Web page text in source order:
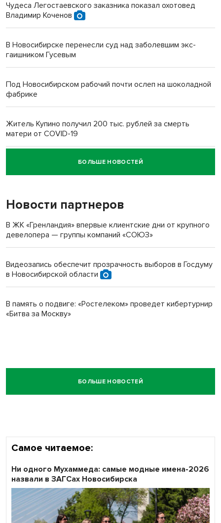
Чудеса Легостаевского заказника показал охотовед
Владимир Коченов
В Новосибирске перенесли суд над заболевшим экс-
гаишником Гусевым
Под Новосибирском рабочий почти ослеп на шоколадной
фабрике
Житель Купино получил 200 тыс. рублей за смерть
матери от COVID-19
Новосибирский суд наказал водителя за смерть
пенсионерки на вокзале
БОЛЬШЕ НОВОСТЕЙ
Новости партнеров
В ЖК «Гренландия» впервые клиентские дни от крупного
девелопера — группы компаний «СОЮЗ»
Видеозапись обеспечит прозрачность выборов в Госдуму
в Новосибирской области
В память о подвиге: «Ростелеком» проведет кибертурнир
«Битва за Москву»
БОЛЬШЕ НОВОСТЕЙ
Самое читаемое:
Ни одного Мухаммеда: самые модные имена-2026
назвали в ЗАГСах Новосибирска